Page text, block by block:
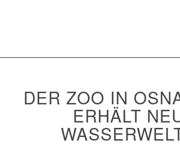
DER ZOO IN
ERHÄLT